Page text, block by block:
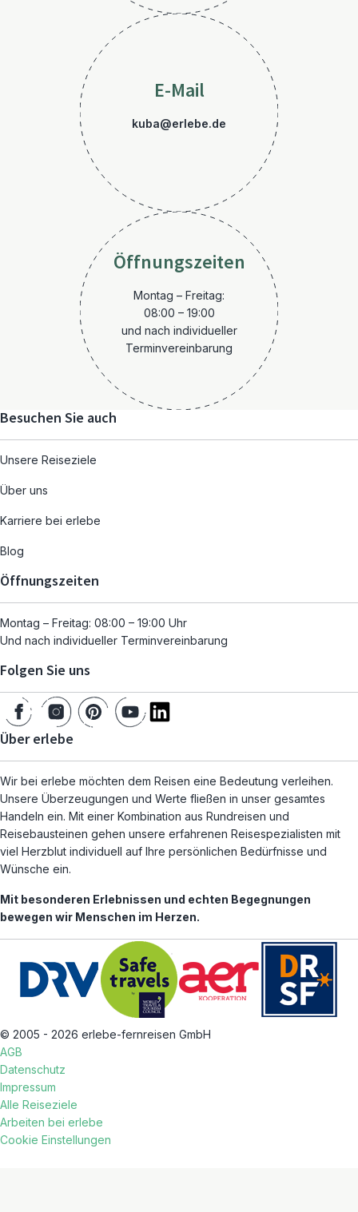
E-Mail
kuba@erlebe.de
Öffnungszeiten
Montag – Freitag:
08:00 – 19:00
und nach individueller
Terminvereinbarung
Besuchen Sie auch
Unsere Reiseziele
Über uns
Karriere bei erlebe
Blog
Öffnungszeiten
Montag – Freitag: 08:00 – 19:00 Uhr
Und nach individueller Terminvereinbarung
Folgen Sie uns
Über erlebe
Wir bei erlebe möchten dem Reisen eine Bedeutung verleihen.
Unsere Überzeugungen und Werte fließen in unser gesamtes
Handeln ein. Mit einer Kombination aus Rundreisen und
Reisebausteinen gehen unsere erfahrenen Reisespezialisten mit
viel Herzblut individuell auf Ihre persönlichen Bedürfnisse und
Wünsche ein.
Mit besonderen Erlebnissen und echten Begegnungen
bewegen wir Menschen im Herzen.
© 2005 - 2026 erlebe-fernreisen GmbH
AGB
Datenschutz
Impressum
Alle Reiseziele
Arbeiten bei erlebe
Cookie Einstellungen